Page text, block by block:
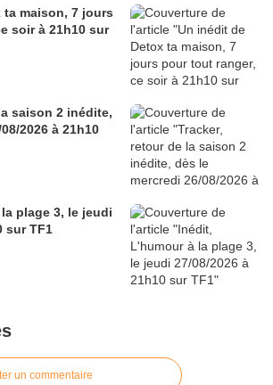
maison, 7 jours
soir à 21h10 sur
saison 2 inédite,
2026 à 21h10
plage 3, le jeudi
sur TF1
un commentaire